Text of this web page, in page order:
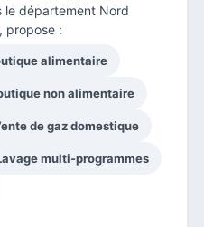
le département Nord
propose :
alimentaire
non alimentaire
de gaz domestique
multi-programmes